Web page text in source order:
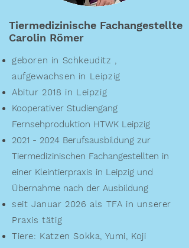
Tiermedizinische Fachangestellte
Carolin Römer
geboren in Schkeuditz ,
aufgewachsen in Leipzig
Abitur 2018 in Leipzig
Kooperativer Studiengang
Fernsehproduktion HTWK Leipzig
2021 - 2024 Berufsausbildung zur
Tiermedizinischen Fachangestellten in
einer Kleintierpraxis in Leipzig und
Übernahme nach der Ausbildung
seit Januar 2026 als TFA in unserer
Praxis tätig
Tiere: Katzen Sokka, Yumi, Koji